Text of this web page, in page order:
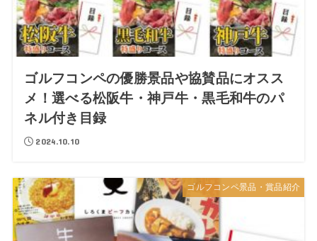
ゴルフコンペの優勝景品や協賛品にオスス
メ！選べる松阪牛・神戸牛・黒毛和牛のパ
ネル付き目録
2024.10.10
ゴルフコンペ景品・賞品紹介